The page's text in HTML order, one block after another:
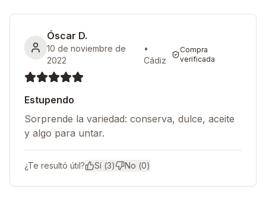
Óscar D.
10 de noviembre de
2022
•
Cádiz
Compra
verificada
Estupendo
Sorprende la variedad: conserva, dulce, aceite
y algo para untar.
¿Te resultó útil? Sí (3) No (0)